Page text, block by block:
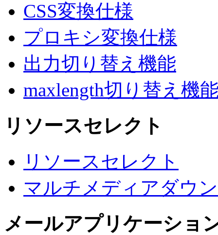
CSS変換仕様
プロキシ変換仕様
出力切り替え機能
maxlength切り替え機
リソースセレクト
リソースセレクト
マルチメディアダウ
メールアプリケーショ